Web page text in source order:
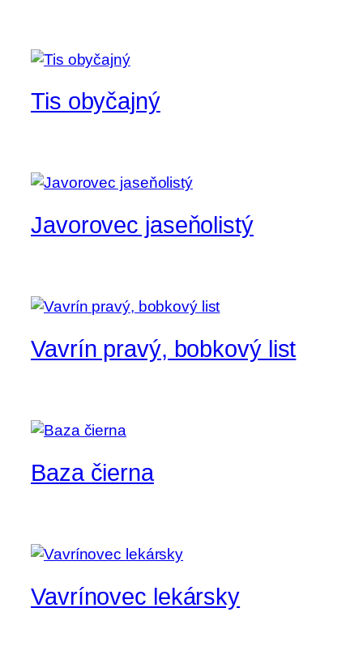
Tis obyčajný
Javorovec jaseňolistý
Vavrín pravý, bobkový list
Baza čierna
Vavrínovec lekársky